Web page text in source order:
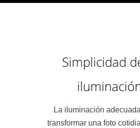
Simplicidad
La iluminación
transformar una foto